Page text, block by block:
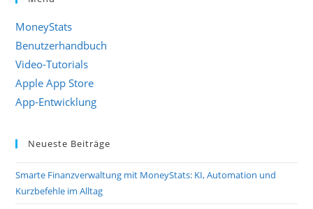
MoneyStats
Benutzerhandbuch
Video-Tutorials
Apple App Store
App-Entwicklung
Neueste Beiträge
Smarte Finanzverwaltung mit MoneyStats: KI, Automation und
Kurzbefehle im Alltag